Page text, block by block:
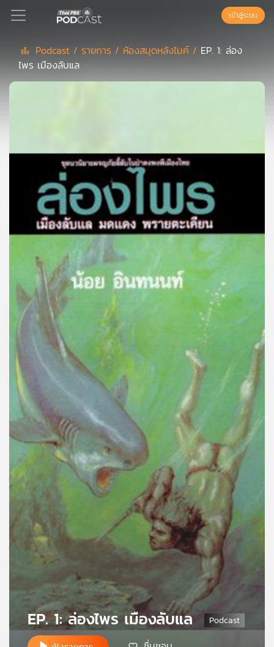
Podcast
สต์
ลิ
ของ
เพลง
บทความ
ข่าว
กิจกรรม
เกี่ยว
กับ
เรา
ข่าย
วิทยุ
บี
เข้าสู่ระบบ
Podcast / รายการ / ห้องสมุดหลังไมค์ / EP. 1: ล่อง
ไพร เมืองลับแล
EP. 1: ล่องไพร เมืองลับแล